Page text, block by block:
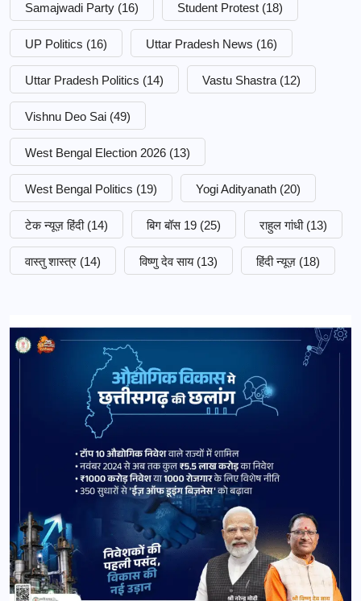
Samajwadi Party (16) Student Protest (18)
UP Politics (16) Uttar Pradesh News (16)
Uttar Pradesh Politics (14) Vastu Shastra (12)
Vishnu Deo Sai (49)
West Bengal Election 2026 (13)
West Bengal Politics (19) Yogi Adityanath (20)
टेक न्यूज़ हिंदी (14) बिग बॉस 19 (25) राहुल गांधी (13)
वास्तु शास्त्र (14) विष्णु देव साय (13) हिंदी न्यूज़ (18)